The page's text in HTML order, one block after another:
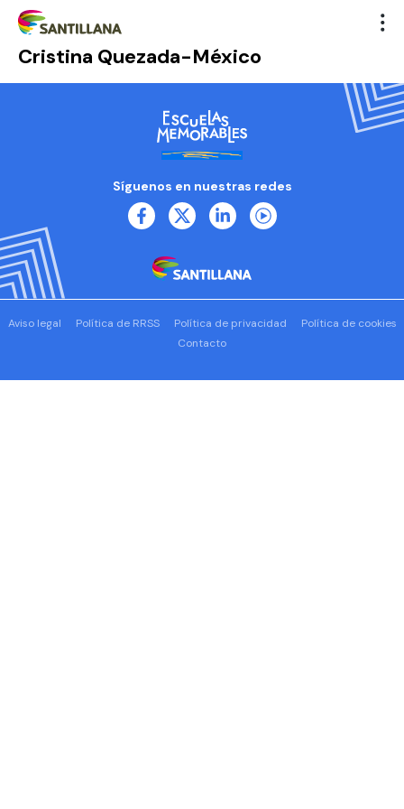
Cristina Quezada-México
Síguenos en nuestras redes
Aviso legal Política de RRSS Política de privacidad
Política de cookies
Contacto